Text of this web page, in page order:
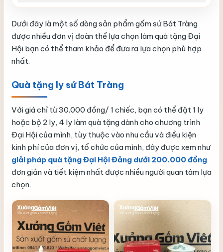
Dưới đây là một số dòng sản phẩm gốm sứ Bát Tràng
được nhiều đơn vị đoàn thể lựa chọn làm quà tặng Đại
Hội bạn có thể tham khảo để đưa ra lựa chọn phù hợp
nhất.
Quà tặng ly sứ Bát Tràng
Với giá chỉ từ 30.000 đồng/ 1 chiếc, bạn có thể đặt 1 ly
hoặc bộ 2 ly, 4 ly làm quà tặng dành cho chương trình
Đại Hội của mình, tùy thuộc vào nhu cầu và điều kiện
kinh phí của đơn vị, tổ chức của mình, đây được xem như
giải pháp quà tặng Đại Hội Đảng dưới 200.000 đồng
đơn giản và tiết kiệm nhất được nhiều người quan tâm lựa
chọn.